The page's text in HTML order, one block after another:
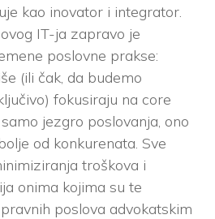
kao inovator i integrator.
IT-ja zapravo je
poslovne prakse:
(ili čak, da budemo
fokusiraju na core
jezgro poslovanja, ono
od konkurenata. Sve
troškova i
onima kojima su te
poslova advokatskim